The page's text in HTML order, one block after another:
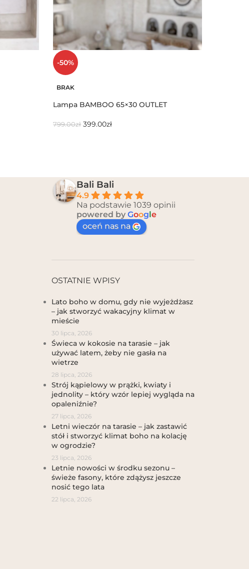
-50%
BRAK
Lampa BAMBOO 65×30 OUTLET
799.00zł 399.00zł
Bali Bali
4.9
Na podstawie 1039 opinii
powered by Google
oceń nas na
OSTATNIE WPISY
Lato boho w domu, gdy nie wyjeżdżasz
– jak stworzyć wakacyjny klimat w
mieście
30 lipca, 2026
Świeca w kokosie na tarasie – jak
używać latem, żeby nie gasła na
wietrze
28 lipca, 2026
Strój kąpielowy w prążki, kwiaty i
jednolity – który wzór lepiej wygląda na
opaleniźnie?
27 lipca, 2026
Letni wieczór na tarasie – jak zastawić
stół i stworzyć klimat boho na kolację
w ogrodzie?
23 lipca, 2026
Letnie nowości w środku sezonu –
świeże fasony, które zdążysz jeszcze
nosić tego lata
22 lipca, 2026